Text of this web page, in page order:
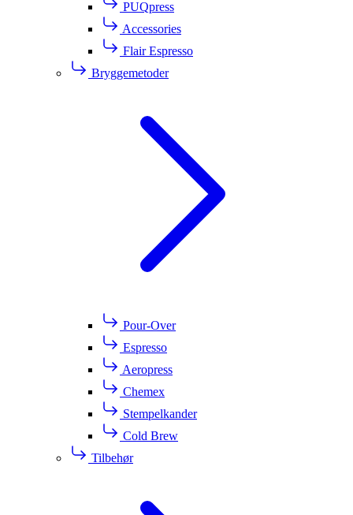
PUQpress
Accessories
Flair Espresso
Bryggemetoder
Pour-Over
Espresso
Aeropress
Chemex
Stempelkander
Cold Brew
Tilbehør